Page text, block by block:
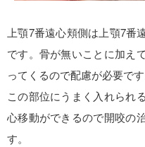
上顎7番遠心頬側は上顎7番
です。骨が無いことに加え
ってくるので配慮が必要です
この部位にうまく入れられ
心移動ができるので開咬の
す。